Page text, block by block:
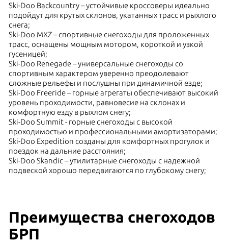
Ski-Doo Backcountry – устойчивые кроссоверы идеально
подойдут для крутых склонов, укатанных трасс и рыхлого
снега;
Ski-Doo MXZ – спортивные снегоходы для проложенных
трасс, оснащены мощным мотором, короткой и узкой
гусеницей;
Ski-Doo Renegade – универсальные снегоходы со
спортивным характером уверенно преодолевают
сложные рельефы и послушны при динамичной езде;
Ski-Doo Freeride – горные агрегаты обеспечивают высокий
уровень проходимости, равновесие на склонах и
комфортную езду в рыхлом снегу;
Ski-Doo Summit - горные снегоходы с высокой
проходимостью и профессиональными амортизаторами;
Ski-Doo Expedition созданы для комфортных прогулок и
поездок на дальние расстояния;
Ski-Doo Skandic – утилитарные снегоходы с надежной
подвеской хорошо передвигаются по глубокому снегу;
Преимущества снегоходов
БРП